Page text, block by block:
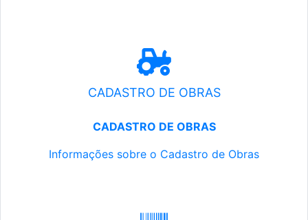
CADASTRO DE OBRAS
CADASTRO DE OBRAS
Informações sobre o Cadastro de Obras